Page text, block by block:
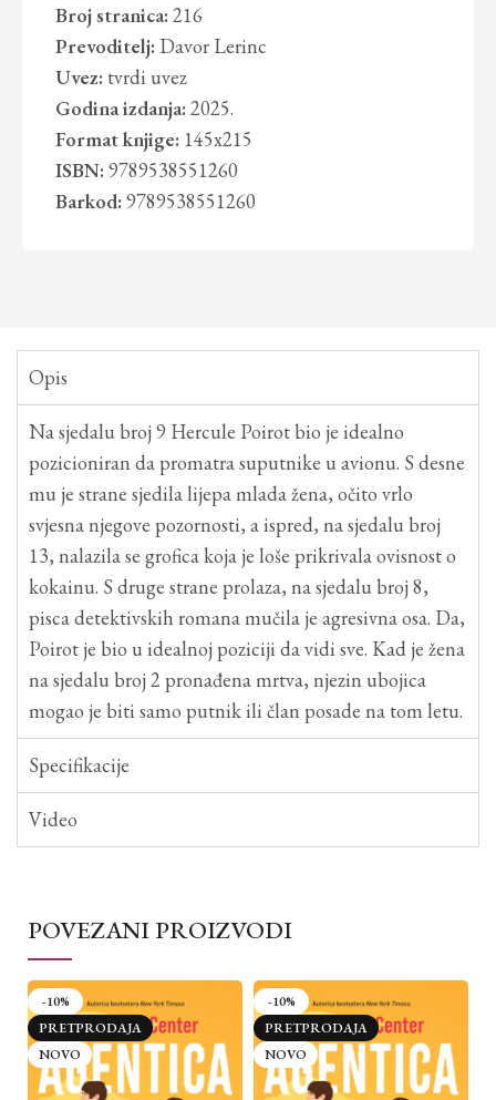
Broj stranica: 216
Prevoditelj: Davor Lerinc
Uvez: tvrdi uvez
Godina izdanja: 2025.
Format knjige: 145x215
ISBN: 9789538551260
Barkod: 9789538551260
Opis
Na sjedalu broj 9 Hercule Poirot bio je idealno
pozicioniran da promatra suputnike u avionu. S desne
mu je strane sjedila lijepa mlada žena, očito vrlo
svjesna njegove pozornosti, a ispred, na sjedalu broj
13, nalazila se grofica koja je loše prikrivala ovisnost o
kokainu. S druge strane prolaza, na sjedalu broj 8,
pisca detektivskih romana mučila je agresivna osa. Da,
Poirot je bio u idealnoj poziciji da vidi sve. Kad je žena
na sjedalu broj 2 pronađena mrtva, njezin ubojica
mogao je biti samo putnik ili član posade na tom letu.
Specifikacije
Video
POVEZANI PROIZVODI
-10%
PRETPRODAJA
NOVO
-10%
PRETPRODAJA
NOVO